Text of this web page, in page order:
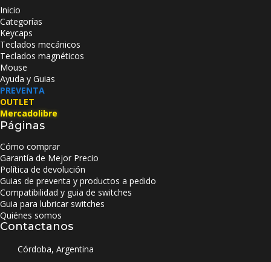
Inicio
Categorías
Keycaps
Teclados mecánicos
Teclados magnéticos
Mouse
Ayuda y Guias
PREVENTA
OUTLET
Mercadolibre
Páginas
Cómo comprar
Garantía de Mejor Precio
Política de devolución
Guias de preventa y productos a pedido
Compatibilidad y guia de switches
Guia para lubricar switches
Quiénes somos
Contactanos
Córdoba, Argentina